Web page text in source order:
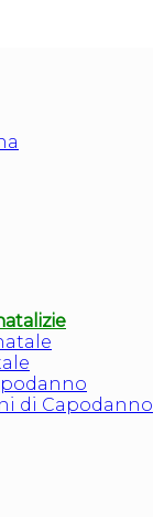
di Capodanno